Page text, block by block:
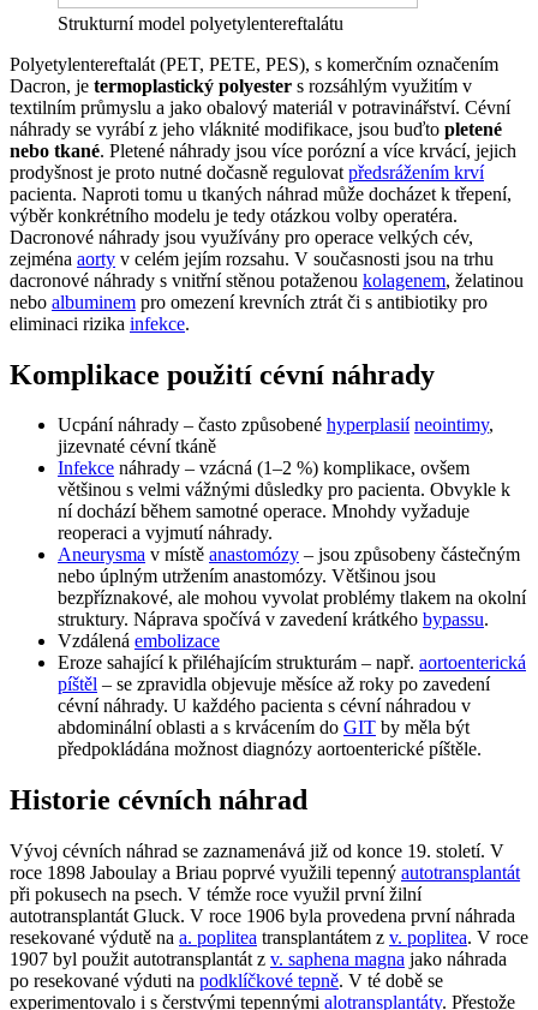
Strukturní model polyetylentereftalátu
Polyetylentereftalát (PET, PETE, PES), s komerčním označením
Dacron, je termoplastický polyester s rozsáhlým využitím v
textilním průmyslu a jako obalový materiál v potravinářství. Cévní
náhrady se vyrábí z jeho vláknité modifikace, jsou buďto pletené
nebo tkané. Pletené náhrady jsou více porózní a více krvácí, jejich
prodyšnost je proto nutné dočasně regulovat předsrážením krví
pacienta. Naproti tomu u tkaných náhrad může docházet k třepení,
výběr konkrétního modelu je tedy otázkou volby operatéra.
Dacronové náhrady jsou využívány pro operace velkých cév,
zejména aorty v celém jejím rozsahu. V současnosti jsou na trhu
dacronové náhrady s vnitřní stěnou potaženou kolagenem, želatinou
nebo albuminem pro omezení krevních ztrát či s antibiotiky pro
eliminaci rizika infekce.
Komplikace použití cévní náhrady
Ucpání náhrady – často způsobené hyperplasií neointimy,
jizevnaté cévní tkáně
Infekce náhrady – vzácná (1–2 %) komplikace, ovšem
většinou s velmi vážnými důsledky pro pacienta. Obvykle k
ní dochází během samotné operace. Mnohdy vyžaduje
reoperaci a vyjmutí náhrady.
Aneurysma v místě anastomózy – jsou způsobeny částečným
nebo úplným utržením anastomózy. Většinou jsou
bezpříznakové, ale mohou vyvolat problémy tlakem na okolní
struktury. Náprava spočívá v zavedení krátkého bypassu.
Vzdálená embolizace
Eroze sahající k přiléhajícím strukturám – např. aortoenterická
píštěl – se zpravidla objevuje měsíce až roky po zavedení
cévní náhrady. U každého pacienta s cévní náhradou v
abdominální oblasti a s krvácením do GIT by měla být
předpokládána možnost diagnózy aortoenterické píštěle.
Historie cévních náhrad
Vývoj cévních náhrad se zaznamenává již od konce 19. století. V
roce 1898 Jaboulay a Briau poprvé využili tepenný autotransplantát
při pokusech na psech. V témže roce využil první žilní
autotransplantát Gluck. V roce 1906 byla provedena první náhrada
resekované výdutě na a. poplitea transplantátem z v. poplitea. V roce
1907 byl použit autotransplantát z v. saphena magna jako náhrada
po resekované výduti na podklíčkové tepně. V té době se
experimentovalo i s čerstvými tepennými alotransplantáty. Přestože